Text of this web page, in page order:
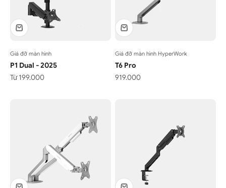
Giá đỡ màn hình
P1 Dual - 2025
Giá bán
Từ 199.000
Giá đỡ màn hình HyperWork
T6 Pro
Giá bán
919.000